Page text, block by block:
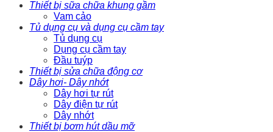
Thiết bị sữa chữa khung gầm
Vam cảo
Tủ dụng cụ và dụng cụ cầm tay
Tủ dụng cụ
Dụng cụ cầm tay
Đầu tuýp
Thiết bị sửa chữa động cơ
Dây hơi- Dây nhớt
Dây hơi tự rút
Dây điện tự rút
Dây nhớt
Thiết bị bơm hút dầu mỡ